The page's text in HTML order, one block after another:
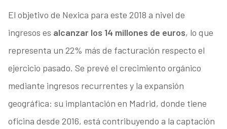
El objetivo de Nexica para este 2018 a nivel de
ingresos es alcanzar los 14 millones de euros, lo que
representa un 22% más de facturación respecto el
ejercicio pasado. Se prevé el crecimiento orgánico
mediante ingresos recurrentes y la expansión
geográfica: su implantación en Madrid, donde tiene
oficina desde 2016, está contribuyendo a la captación